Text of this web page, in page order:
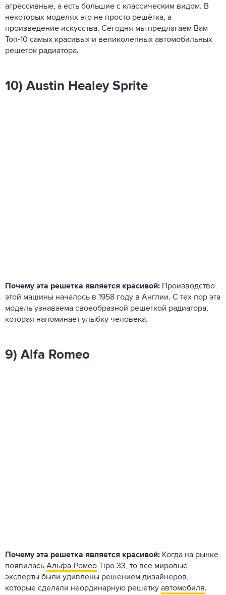
агрессивные, а есть большие с классическим видом. В
некоторых моделях это не просто решётка, а
произведение искусства. Сегодня мы предлагаем Вам
Топ-10 самых красивых и великолепных автомобильных
решеток радиатора.
10) Austin Healey Sprite
Почему эта решетка является красивой: Производство
этой машины началось в 1958 году в Англии. С тех пор эта
модель узнаваема своеобразной решеткой радиатора,
которая напоминает улыбку человека.
9) Alfa Romeo
Почему эта решетка является красивой: Когда на рынке
появилась Альфа-Ромео Tipo 33, то все мировые
эксперты были удивлены решением дизайнеров,
которые сделали неординарную решетку автомобиля.